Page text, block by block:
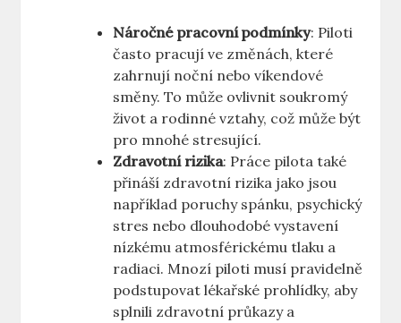
Náročné pracovní podmínky: Piloti
často pracují ve změnách, které
zahrnují​ noční ‌nebo víkendové ​
směny. To může ovlivnit soukromý
život a rodinné⁣ vztahy, což může být ​
pro‍ mnohé stresující.
Zdravotní rizika: Práce pilota také
přináší zdravotní​ rizika jako jsou
například poruchy spánku, ⁣psychický
stres⁣ nebo dlouhodobé ​vystavení
nízkému atmosférickému tlaku⁤ a
⁣radiaci. ⁣Mnozí ‍piloti musí ⁢pravidelně
podstupovat ‌lékařské prohlídky, aby
splnili zdravotní průkazy a